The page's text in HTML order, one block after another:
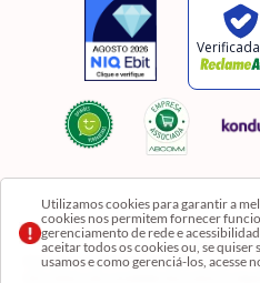
Utilizamos cookies para garantir a
cookies nos permitem fornecer
gerenciamento de rede e
aceitar todos os cookies ou, se quiser
usamos e como gerenciá-los, acesse
Razão Social: Comercial Luzia Meire de
Os preços, produtos e quantidades da Loja